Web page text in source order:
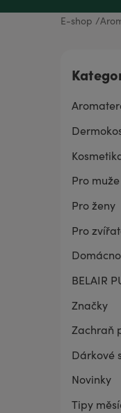
E-shop
Pro muže
Pro ženy
Pro
BELAIR
Značky
Zachraň
Dárkové
Novinky
Tipy